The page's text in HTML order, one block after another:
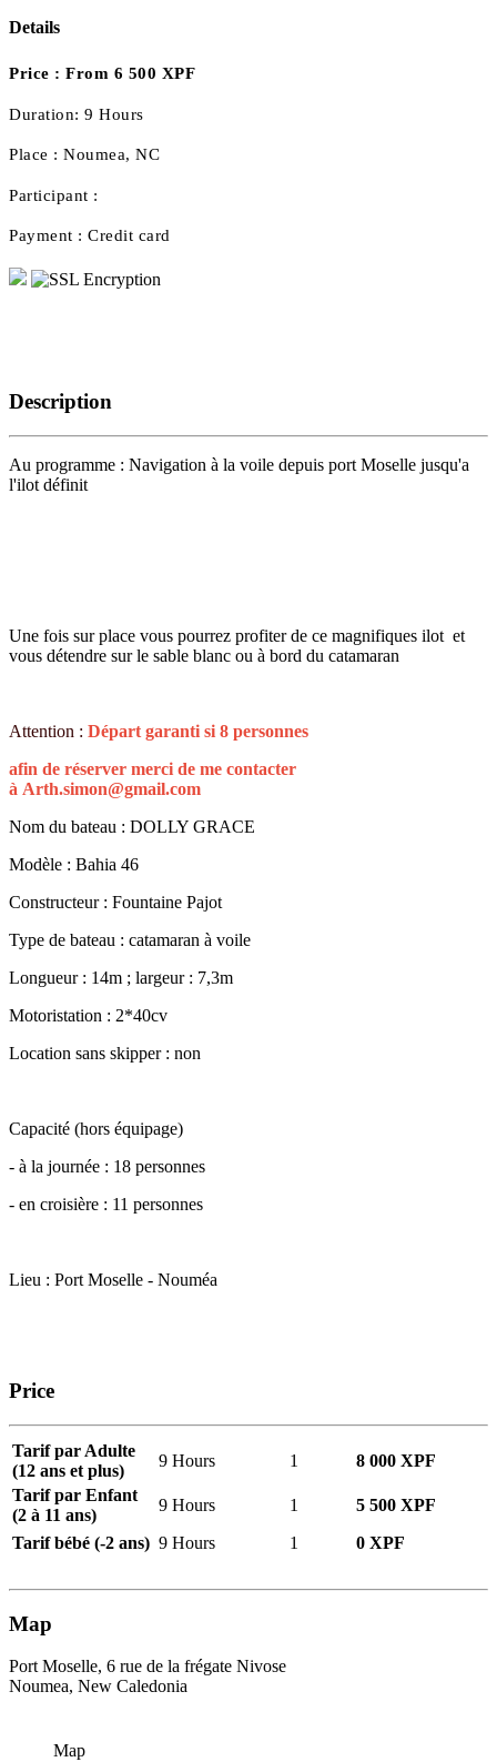
Details
Price : From 6 500 XPF
Duration: 9 Hours
Place : Noumea, NC
Participant :
Payment : Credit card
Description
Au programme : Navigation à la voile depuis port Moselle jusqu'a
l'ilot définit
Une fois sur place vous pourrez profiter de ce magnifiques ilot et
vous détendre sur le sable blanc ou à bord du catamaran
Attention : Départ garanti si 8 personnes
afin de réserver merci de me contacter
à Arth.simon@gmail.com
Nom du bateau : DOLLY GRACE
Modèle : Bahia 46
Constructeur : Fountaine Pajot
Type de bateau : catamaran à voile
Longueur : 14m ; largeur : 7,3m
Motoristation : 2*40cv
Location sans skipper : non
Capacité (hors équipage)
- à la journée : 18 personnes
- en croisière : 11 personnes
Lieu : Port Moselle - Nouméa
Price
Tarif par Adulte
(12 ans et plus)
9 Hours 1
8 000 XPF
Tarif par Enfant
(2 à 11 ans)
9 Hours 1
5 500 XPF
Tarif bébé (-2 ans) 9 Hours 1 0 XPF
Map
Port Moselle, 6 rue de la frégate Nivose
Noumea, New Caledonia
Map